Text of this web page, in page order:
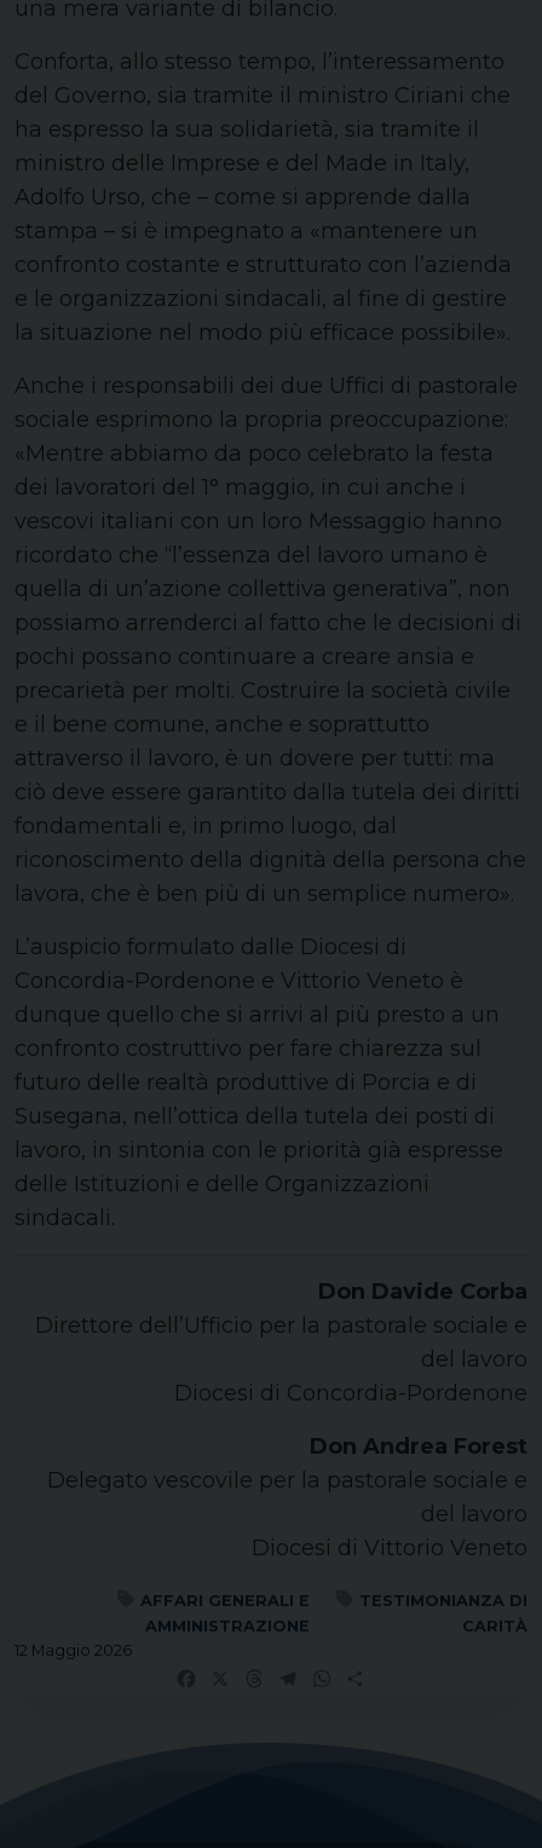
una mera variante di bilancio.
Conforta, allo stesso tempo, l’interessamento
del Governo, sia tramite il ministro Ciriani che
ha espresso la sua solidarietà, sia tramite il
ministro delle Imprese e del Made in Italy,
Adolfo Urso, che – come si apprende dalla
stampa – si è impegnato a «mantenere un
confronto costante e strutturato con l’azienda
e le organizzazioni sindacali, al fine di gestire
la situazione nel modo più efficace possibile».
Anche i responsabili dei due Uffici di pastorale
sociale esprimono la propria preoccupazione:
«Mentre abbiamo da poco celebrato la festa
dei lavoratori del 1° maggio, in cui anche i
vescovi italiani con un loro Messaggio hanno
ricordato che “l’essenza del lavoro umano è
quella di un’azione collettiva generativa”, non
possiamo arrenderci al fatto che le decisioni di
pochi possano continuare a creare ansia e
precarietà per molti. Costruire la società civile
e il bene comune, anche e soprattutto
attraverso il lavoro, è un dovere per tutti: ma
ciò deve essere garantito dalla tutela dei diritti
fondamentali e, in primo luogo, dal
riconoscimento della dignità della persona che
lavora, che è ben più di un semplice numero».
L’auspicio formulato dalle Diocesi di
Concordia-Pordenone e Vittorio Veneto è
dunque quello che si arrivi al più presto a un
confronto costruttivo per fare chiarezza sul
futuro delle realtà produttive di Porcia e di
Susegana, nell’ottica della tutela dei posti di
lavoro, in sintonia con le priorità già espresse
delle Istituzioni e delle Organizzazioni
sindacali.
Don Davide Corba
Direttore dell’Ufficio per la pastorale sociale e
del lavoro
Diocesi di Concordia-Pordenone
Don Andrea Forest
Delegato vescovile per la pastorale sociale e
del lavoro
Diocesi di Vittorio Veneto
AFFARI GENERALI E
AMMINISTRAZIONE
TESTIMONIANZA DI
CARITÀ
12 Maggio 2026